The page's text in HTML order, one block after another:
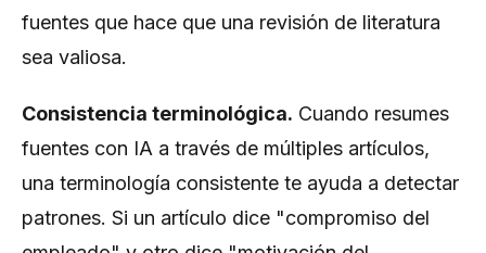
fuentes que hace que una revisión de literatura
sea valiosa.
Consistencia terminológica. Cuando resumes
fuentes con IA a través de múltiples artículos,
una terminología consistente te ayuda a detectar
patrones. Si un artículo dice "compromiso del